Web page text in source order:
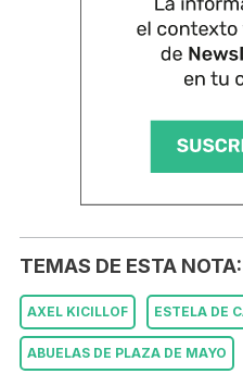
TEMAS DE ESTA NOTA:
AXEL KICILLOF ESTELA DE
ABUELAS DE PLAZA DE MAYO